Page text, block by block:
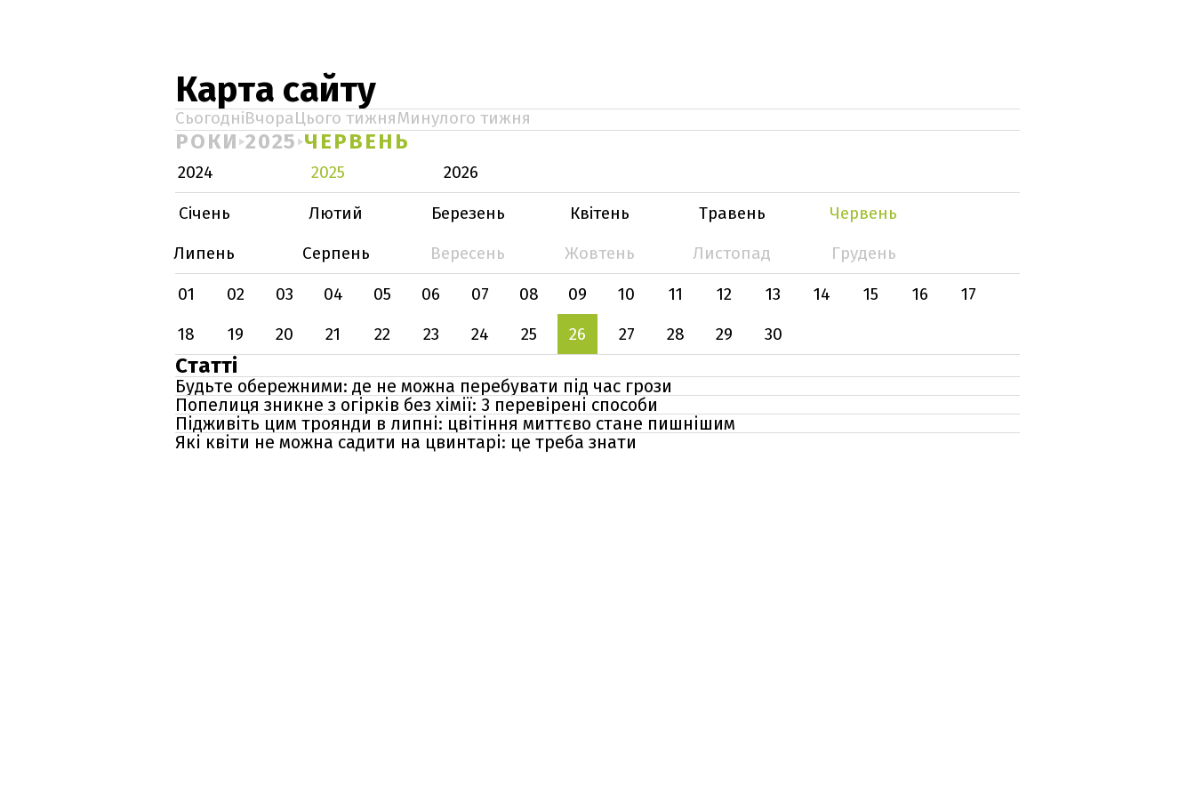
Карта сайту
СьогодніВчораЦього тижняМинулого тижня
РОКИ 2025 ЧЕРВЕНЬ
2024 2025
2026
Січень
Лютий Березень Квітень Травень
Червень
Липень
Серпень Вересень Жовтень Листопад
Грудень
01
02 03 04 05 06 07 08 09 10 11 12 13 14 15 16
17
18
19 20 21 22 23 24 25 26 27 28 29 30
Статті
Будьте обережними: де не можна перебувати під час грози
Попелиця зникне з огірків без хімії: 3 перевірені способи
Підживіть цим троянди в липні: цвітіння миттєво стане пишнішим
Які квіти не можна садити на цвинтарі: це треба знати